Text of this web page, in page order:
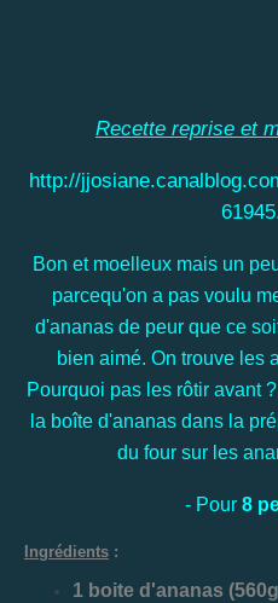
Recette reprise et
http://
Bon et moelleux mais un
parcequ'on a pas voulu
d'ananas de peur que ce
bien aimé. On trouve les
Pourquoi pas les rôtir avant
la boîte d'ananas dans la
du four sur les
- Pour 8
Ingrédients :
1 boite d'ananas